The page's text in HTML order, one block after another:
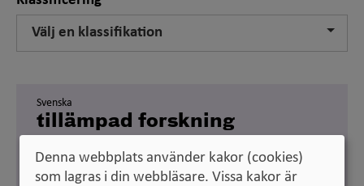
Välj en klassifikation
Svenska
tillämpad forskning
Engelska
applied research
Denna webbplats använder kakor (cookies)
som lagras i din webbläsare. Vissa kakor är